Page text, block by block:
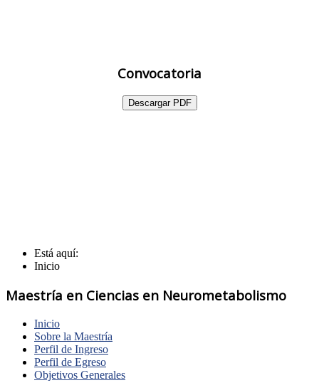
Convocatoria
Descargar PDF
Está aquí:
Inicio
Maestría en Ciencias en Neurometabolismo
Inicio
Sobre la Maestría
Perfil de Ingreso
Perfil de Egreso
Objetivos Generales